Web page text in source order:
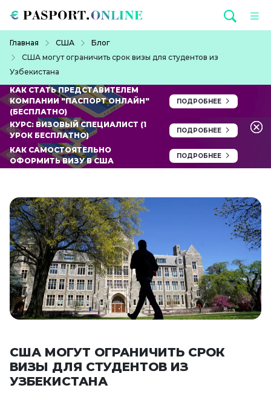
Главная США
Блог
США могут ограничить срок визы для студентов из
Узбекистана
КАК СТАТЬ ПРЕДСТАВИТЕЛЕМ
КОМПАНИИ "ПАСПОРТ ОНЛАЙН"
(БЕСПЛАТНО)
ПОДРОБНЕЕ
КУРС: ВИЗОВЫЙ СПЕЦИАЛИСТ (1
УРОК БЕСПЛАТНО)
ПОДРОБНЕЕ
КАК САМОСТОЯТЕЛЬНО
ОФОРМИТЬ ВИЗУ В США
ПОДРОБНЕЕ
США МОГУТ ОГРАНИЧИТЬ СРОК
ВИЗЫ ДЛЯ СТУДЕНТОВ ИЗ
УЗБЕКИСТАНА